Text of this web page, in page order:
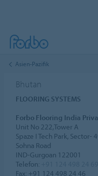
Asien-Pazifik
Bhutan
FLOORING SYSTEMS
Forbo Flooring India
Unit No 222,Tower A
Spaze I Tech Park, Sector-
Sohna Road
IND-Gurgoan 122001
Telefon:
Fax: +91 124 498 24 46